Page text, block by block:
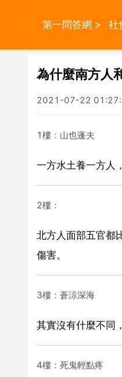
第一問答網 > 社
為什麼南方人
2021-07-22
1樓：山也蓬夫
一方水土養一方人
2樓：
北方人面部五官都
傷害。
3樓：蒼涼深海
其實沒有什麼不同
4樓：死鬼輕點疼